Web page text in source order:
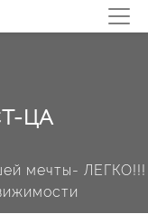
ЦА
мечты- ЛЕГКО!!!